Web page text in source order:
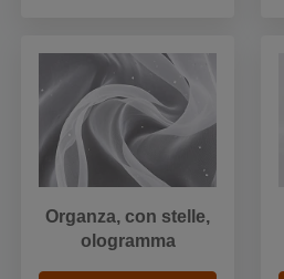
Organza, con stelle,
ologramma